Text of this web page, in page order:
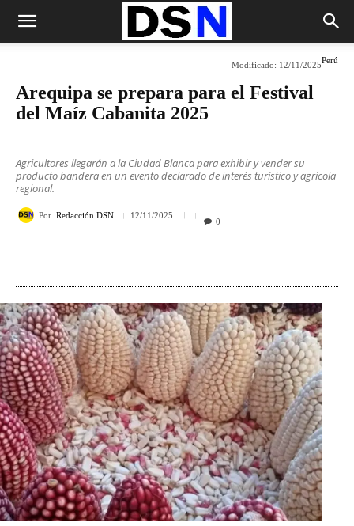
Perú
Modificado: 12/11/2025
Arequipa se prepara para el Festival
del Maíz Cabanita 2025
Agricultores llegarán a la Ciudad Blanca para exhibir y vender su
producto bandera en un evento declarado de interés turístico y agrícola
regional.
Por Redacción DSN 12/11/2025
0